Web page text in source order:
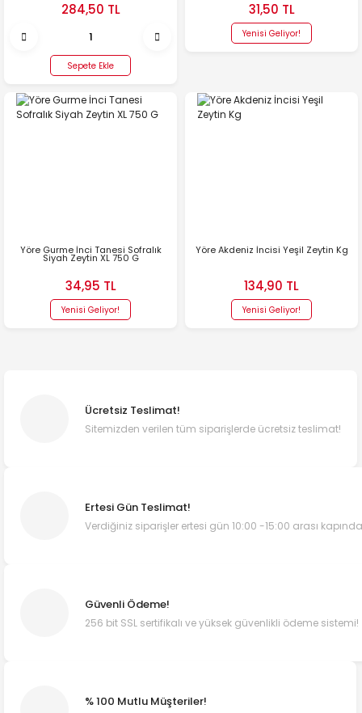
284,50 TL
Sepete Ekle
31,50 TL
Yenisi Geliyor!
Yöre Gurme İnci Tanesi Sofralık
Siyah Zeytin XL 750 G
34,95 TL
Yenisi Geliyor!
Yöre Akdeniz İncisi Yeşil Zeytin Kg
134,90 TL
Yenisi Geliyor!
Ücretsiz Teslimat!
Sitemizden verilen tüm siparişlerde ücretsiz teslimat!
Ertesi Gün Teslimat!
Verdiğiniz siparişler ertesi gün 10:00 -15:00 arası
Güvenli Ödeme!
256 bit SSL sertifikalı ve yüksek güvenlikli ödeme sistemi!
% 100 Mutlu Müşteriler!